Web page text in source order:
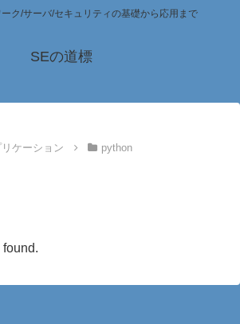
ーク/サーバ/セキュリティの基礎から応用まで
SEの道標
ケーション python
found.